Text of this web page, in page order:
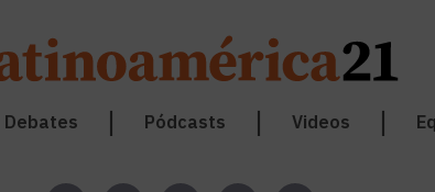
Debates Pódcasts Videos